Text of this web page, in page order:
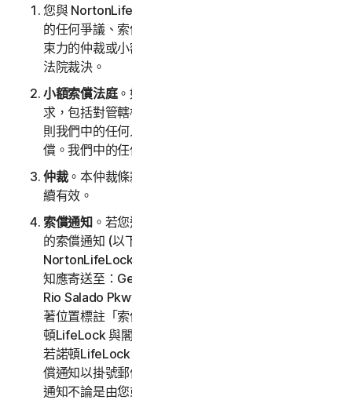
您與 NortonLifeLock 同意，因服務而產生或與之相關
的任何爭議、索償或爭論 (下稱「
束力的仲裁或小額索償法庭裁決，而非由一般管轄權的
法院裁決。
小額索償法庭。如果閣下滿足小額索償法庭的所有需
求，包括對管轄權的任何限制以及爭議中的爭論金額，
則我們中的任何人均可以選擇在小額索償法庭提起索
償。我們中的任何人均可在新加坡法庭提起索償。
仲裁。本仲裁條款在本 LSA 終止和/或服務終止後應持
續有效。
索償通知 。若您選擇尋求仲裁，則您必須先將書面形式
的索償通知 (以下稱「
NortonLifeLock。提交給 NortonLifeLock 的索償通
知應寄送至：General Counsel, Gen Digital Inc., 60
Rio Salado Pkwy #1000, Tempe AZ 85281，請於顯
著位置標註「索償通知」。索償通知應包含閣下希望諾
頓LifeLock 與閣下用來聯絡的通訊與電子郵件地址。
若諾頓LifeLock 選擇尋求仲裁，則會將書面形式的索
償通知以掛號郵件寄送到存檔中閣下的帳單地址。索償
通知不論是由您或由 NortonLifeLock 寄送，均須 (a)